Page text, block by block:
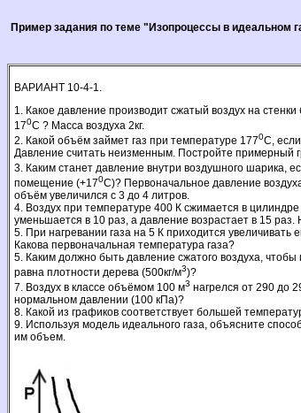
Пример задания по теме "Изопроцессы в идеальном
ВАРИАНТ 10-4-1.
1. Какое давление производит сжатый воздух на
170С ? Масса воздуха 2кг.
2. Какой объём займет газ при температуре 1770С,
Давление считать неизменным. Постройте примерный
3. Каким станет давление внутри воздушного шарика,
помещение (+170С)? Первоначальное давление
объём увели­чился с 3 до 4 литров.
4. Воздух при температуре 400 К сжимается в
уменьшается в 10 раз, а давление возрастает в 15 раз.
5. При нагревании газа на 5 К приходится
Какова первоначальная температура газа?
5. Каким должно быть давление сжатого воздуха,
равна плотности дерева (500кг/м3)?
7. Воздух в классе объёмом 100 м3 нагрелся от 290 до
нормальном давлении (100 кПа)?
8. Какой из графиков соответствует большей
9. Используя модель идеального газа, объясните
им объем.